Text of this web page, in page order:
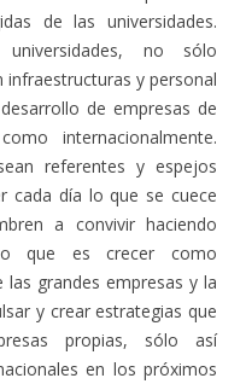
de las universidades.
no sólo
y personal
de empresas de
internacionalmente.
referentes y espejos
cada día lo que se cuece
a convivir haciendo
que es crecer como
las grandes empresas y la
y crear estrategias que
propias, sólo así
en los próximos